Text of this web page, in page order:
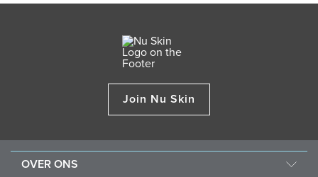
Join Nu Skin
OVER ONS